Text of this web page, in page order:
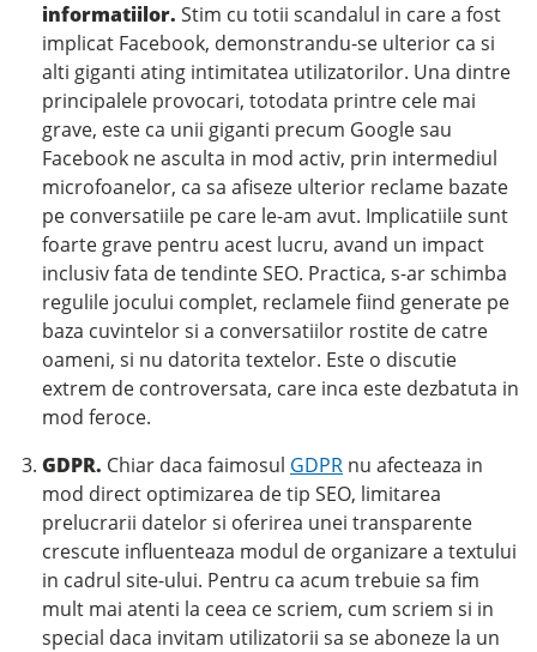
informatiilor. Stim cu totii scandalul in care a fost
implicat Facebook, demonstrandu-se ulterior ca si
alti giganti ating intimitatea utilizatorilor. Una dintre
principalele provocari, totodata printre cele mai
grave, este ca unii giganti precum Google sau
Facebook ne asculta in mod activ, prin intermediul
microfoanelor, ca sa afiseze ulterior reclame bazate
pe conversatiile pe care le-am avut. Implicatiile sunt
foarte grave pentru acest lucru, avand un impact
inclusiv fata de tendinte SEO. Practica, s-ar schimba
regulile jocului complet, reclamele fiind generate pe
baza cuvintelor si a conversatiilor rostite de catre
oameni, si nu datorita textelor. Este o discutie
extrem de controversata, care inca este dezbatuta in
mod feroce.
GDPR. Chiar daca faimosul GDPR nu afecteaza in
mod direct optimizarea de tip SEO, limitarea
prelucrarii datelor si oferirea unei transparente
crescute influenteaza modul de organizare a textului
in cadrul site-ului. Pentru ca acum trebuie sa fim
mult mai atenti la ceea ce scriem, cum scriem si in
special daca invitam utilizatorii sa se aboneze la un